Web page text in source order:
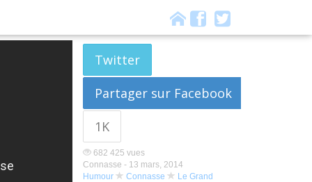
Twitter
Partager sur Facebook
1K
682 425 vues
Connasse - 13 mars, 2014
Humour
Connasse
Le Grand